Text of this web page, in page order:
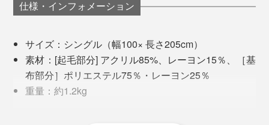
仕様・インフォメーション
サイズ：シングル（幅100× 長さ205cm）
素材：[起毛部分] アクリル85%、レーヨン15％、［基
布部分］ポリエステル75％・レーヨン25％
重量：約1.2kg